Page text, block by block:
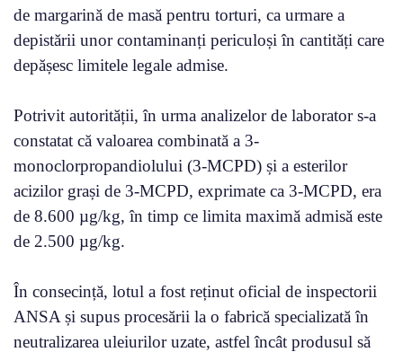
de margarină de masă pentru torturi, ca urmare a
depistării unor contaminanți periculoși în cantități care
depășesc limitele legale admise.
Potrivit autorității, în urma analizelor de laborator s-a
constatat că valoarea combinată a 3-
monoclorpropandiolului (3-MCPD) și a esterilor
acizilor grași de 3-MCPD, exprimate ca 3-MCPD, era
de 8.600 µg/kg, în timp ce limita maximă admisă este
de 2.500 µg/kg.
În consecință, lotul a fost reținut oficial de inspectorii
ANSA și supus procesării la o fabrică specializată în
neutralizarea uleiurilor uzate, astfel încât produsul să